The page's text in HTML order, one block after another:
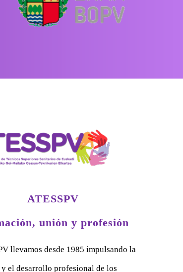
ATESSPV
unión y profesión
llevamos desde 1985 impulsando la
el desarrollo profesional de los